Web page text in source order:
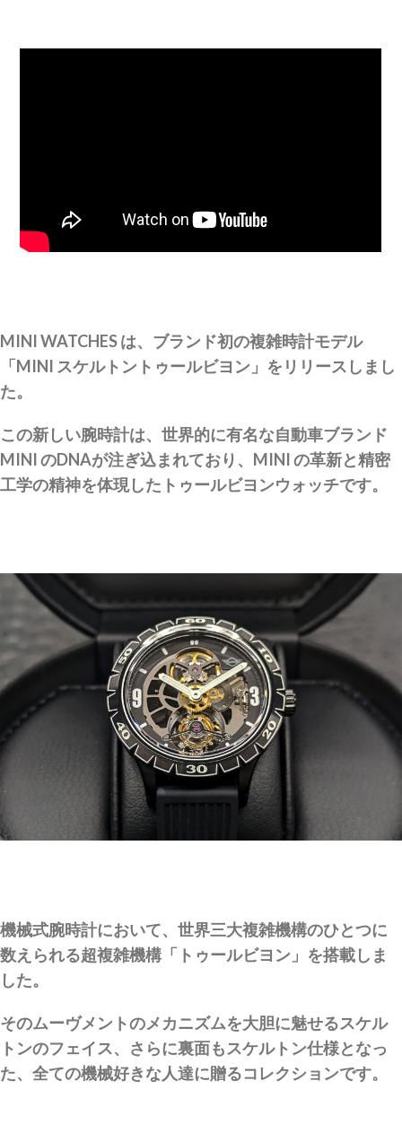
MINI WATCHES は、ブランド初の複雑時計モデル
「MINI スケルトントゥールビヨン」をリリースしまし
た。
この新しい腕時計は、世界的に有名な自動車ブランド
MINI のDNAが注ぎ込まれており、MINI の革新と精密
工学の精神を体現したトゥールビヨンウォッチです。
機械式腕時計において、世界三大複雑機構のひとつに
数えられる超複雑機構「トゥールビヨン」を搭載しま
した。
そのムーヴメントのメカニズムを大胆に魅せるスケル
トンのフェイス、さらに裏面もスケルトン仕様となっ
た、全ての機械好きな人達に贈るコレクションです。